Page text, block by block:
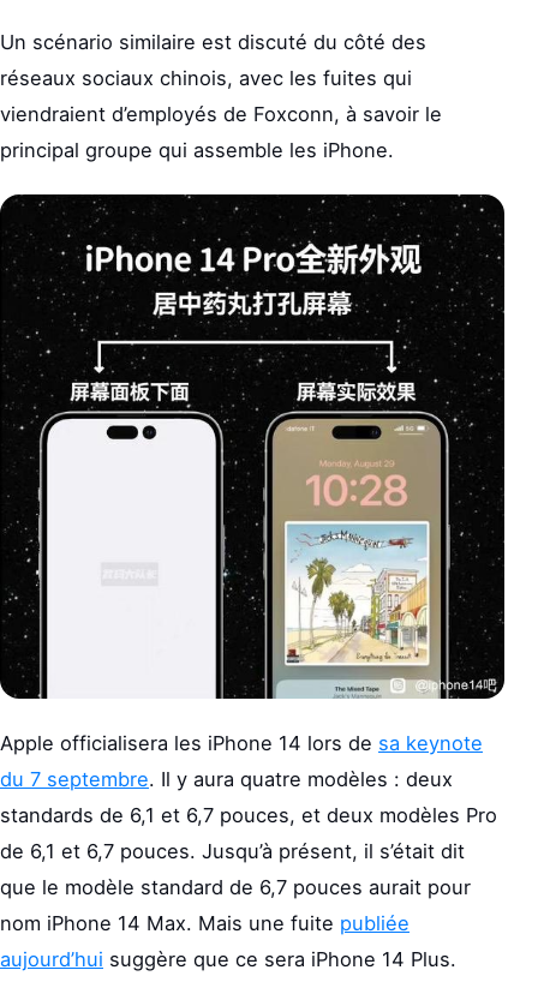
Un scénario similaire est discuté du côté des
réseaux sociaux chinois, avec les fuites qui
viendraient d’employés de Foxconn, à savoir le
principal groupe qui assemble les iPhone.
Apple officialisera les iPhone 14 lors de sa keynote
du 7 septembre. Il y aura quatre modèles : deux
standards de 6,1 et 6,7 pouces, et deux modèles Pro
de 6,1 et 6,7 pouces. Jusqu’à présent, il s’était dit
que le modèle standard de 6,7 pouces aurait pour
nom iPhone 14 Max. Mais une fuite publiée
aujourd’hui suggère que ce sera iPhone 14 Plus.